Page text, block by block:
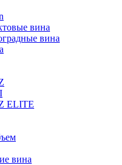
вина
вина
ELITE
вина